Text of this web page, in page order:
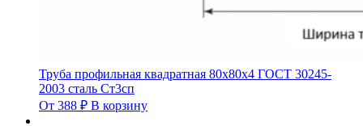
Труба профильная квадратная 80х80х4 ГОСТ 30245-
2003 сталь Ст3сп
От 388 ₽ В корзину